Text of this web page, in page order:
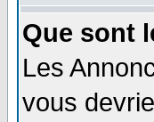
Que sont
Les
vous